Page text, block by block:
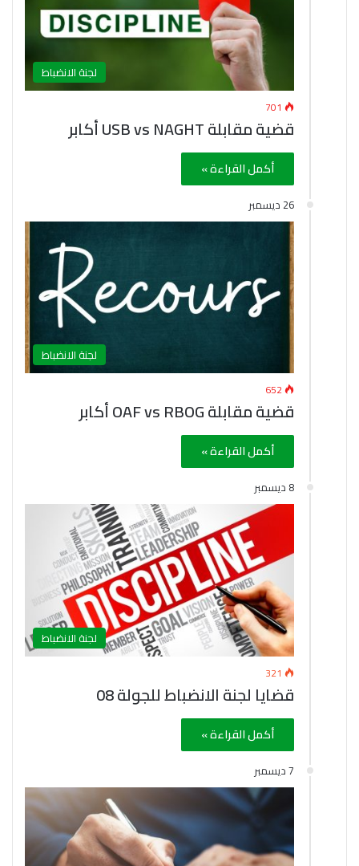
لجنة الانضباط
701
قضية مقابلة USB vs NAGHT أكابر
أكمل القراءة »
26 ديسمبر
لجنة الانضباط
652
قضية مقابلة OAF vs RBOG أكابر
أكمل القراءة »
8 ديسمبر
لجنة الانضباط
321
قضايا لجنة الانضباط للجولة 08
أكمل القراءة »
7 ديسمبر